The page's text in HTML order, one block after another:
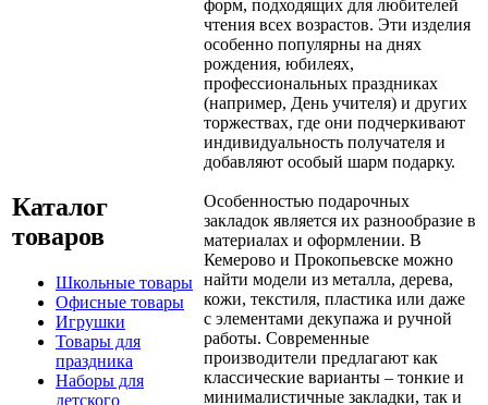
Каталог
товаров
Школьные товары
Офисные товары
Игрушки
Товары для
праздника
Наборы для
детского
форм, подходящих для любителей
чтения всех возрастов. Эти изделия
особенно популярны на днях
рождения, юбилеях,
профессиональных праздниках
(например, День учителя) и других
торжествах, где они подчеркивают
индивидуальность получателя и
добавляют особый шарм подарку.
Особенностью подарочных
закладок является их разнообразие в
материалах и оформлении. В
Кемерово и Прокопьевске можно
найти модели из металла, дерева,
кожи, текстиля, пластика или даже
с элементами декупажа и ручной
работы. Современные
производители предлагают как
классические варианты – тонкие и
минималистичные закладки, так и